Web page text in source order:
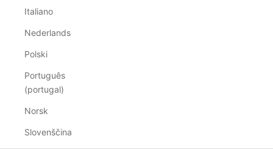
Italiano
Nederlands
Polski
Português
(portugal)
Norsk
Slovenščina